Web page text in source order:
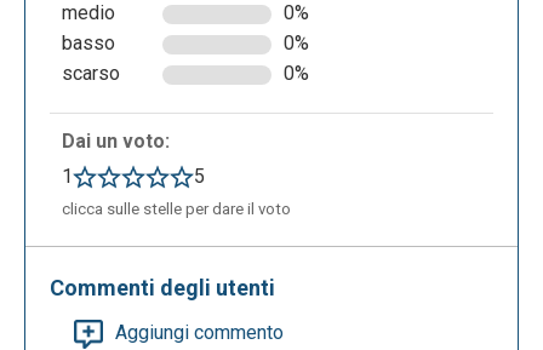
medio
0%
basso
0%
scarso
0%
Dai un voto:
1
5
clicca sulle stelle per dare il voto
Commenti degli utenti
Aggiungi commento